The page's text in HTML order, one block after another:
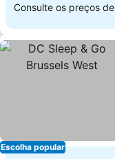
Consulte os preços de
Escolha popular